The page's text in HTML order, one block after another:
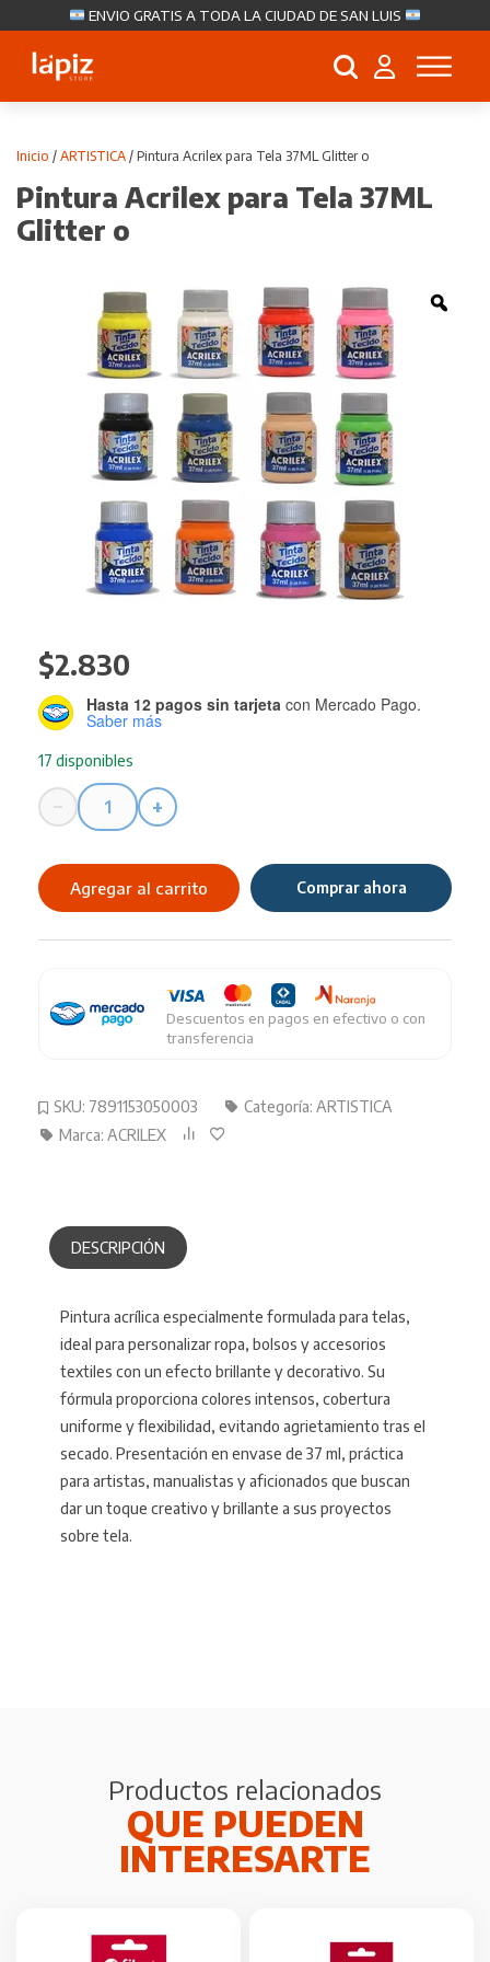
ENVIO GRATIS A TODA LA CIUDAD DE SAN LUIS
Búsqueda
Inicio / ARTISTICA / Pintura Acrilex para Tela 37ML Glitter o
Pintura Acrilex para Tela 37ML
Glitter o
$2.830
17 disponibles
Hasta 12 pagos sin tarjeta con Mercado Pago.
Saber más
−
Pintura
para
Tela
cantidad
+
Agregar al carrito Comprar ahora
SKU: 7891153050003 Categoría: ARTISTICA
Marca: ACRILEX
Descuentos en pagos en efectivo o con
transferencia
DESCRIPCIÓN
Pintura acrílica especialmente formulada para telas,
ideal para personalizar ropa, bolsos y accesorios
textiles con un efecto brillante y decorativo. Su
fórmula proporciona colores intensos, cobertura
uniforme y flexibilidad, evitando agrietamiento tras el
secado. Presentación en envase de 37 ml, práctica
para artistas, manualistas y aficionados que buscan
dar un toque creativo y brillante a sus proyectos
sobre tela.
Productos relacionados